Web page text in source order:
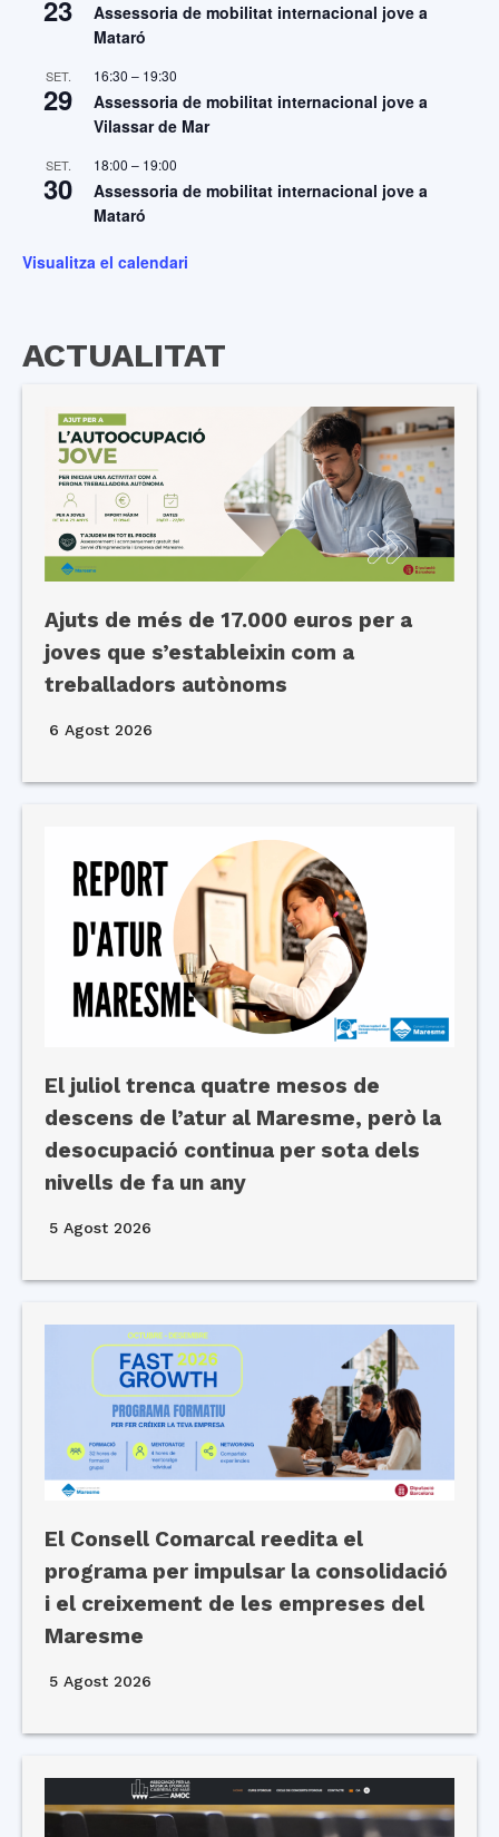
23
Assessoria de mobilitat internacional jove a
Mataró
SET.
29
16:30 – 19:30
Assessoria de mobilitat internacional jove a
Vilassar de Mar
SET.
30
18:00 – 19:00
Assessoria de mobilitat internacional jove a
Mataró
Visualitza el calendari
ACTUALITAT
Ajuts de més de 17.000 euros per a
joves que s’estableixin com a
treballadors autònoms
6 Agost 2026
El juliol trenca quatre mesos de
descens de l’atur al Maresme, però la
desocupació continua per sota dels
nivells de fa un any
5 Agost 2026
El Consell Comarcal reedita el
programa per impulsar la consolidació
i el creixement de les empreses del
Maresme
5 Agost 2026